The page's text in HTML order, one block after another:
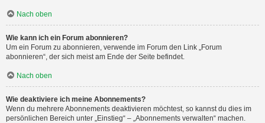
Nach oben
Wie kann ich ein Forum abonnieren?
Um ein Forum zu abonnieren, verwende im Forum den Link „Forum
abonnieren“, der sich meist am Ende der Seite befindet.
Nach oben
Wie deaktiviere ich meine Abonnements?
Wenn du mehrere Abonnements deaktivieren möchtest, so kannst du dies im
persönlichen Bereich unter „Einstieg“ – „Abonnements verwalten“ machen.